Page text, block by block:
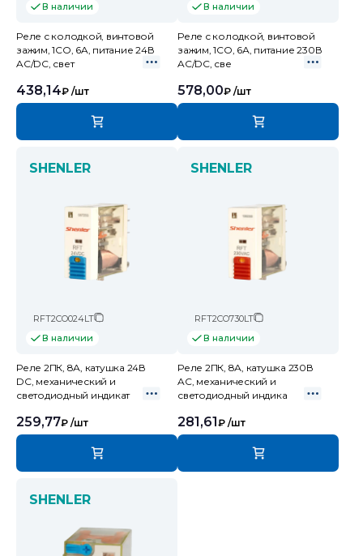
В наличии
Реле с колодкой, винтовой
зажим, 1CO, 6A, питание 24В
AC/DC, свет
438,14₽ /шт
В наличии
Реле с колодкой, винтовой
зажим, 1CO, 6А, питание 230В
AC/DC, све
578,00₽ /шт
SHENLER
RFT2CO024LT
В наличии
Реле 2ПК, 8А, катушка 24В
DC, механический и
светодиодный индикат
259,77₽ /шт
SHENLER
RFT2CO730LT
В наличии
Реле 2ПК, 8А, катушка 230В
AC, механический и
светодиодный индика
281,61₽ /шт
SHENLER